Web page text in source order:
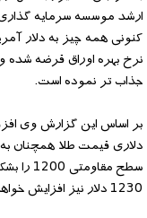
ارشد موسسه سرمایه
کنونی همه چیز به دلار
نرخ بهره اوراق قرضه شده و
جذاب تر نموده است.
دلاری قیمت طلا همچنان
سطح
1230 دلار نیز افزایش خواهد یافت.